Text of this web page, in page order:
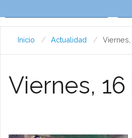
Inicio Actualidad Viernes,
Viernes,